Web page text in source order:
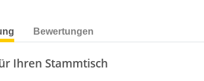
Bewertungen
Ihren Stammtisch